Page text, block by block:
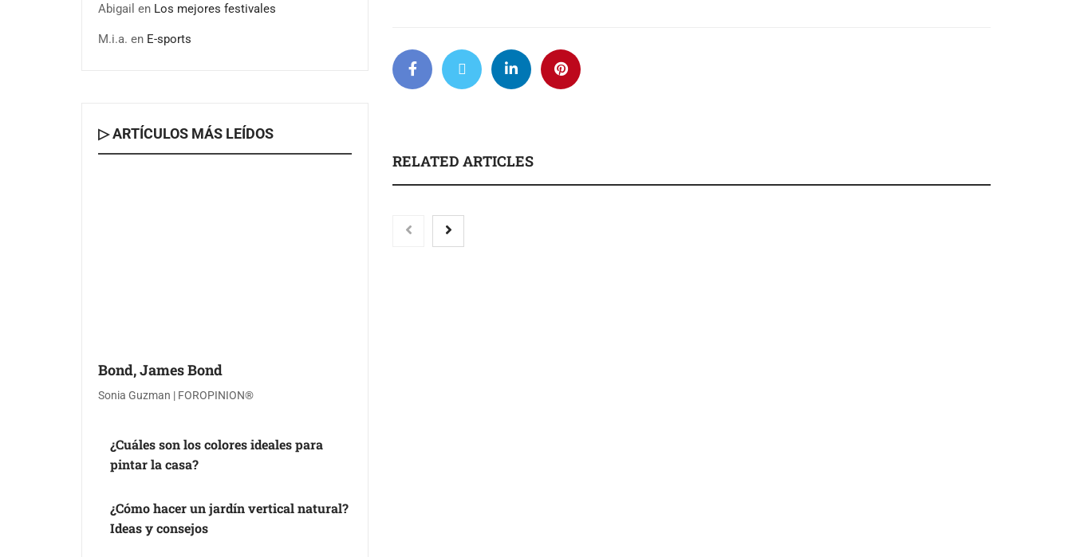
RELATED ARTICLES
Abigail en Los mejores festivales
M.i.a. en E-sports
▷ ARTÍCULOS MÁS LEÍDOS
Bond, James Bond
Sonia Guzman | FOROPINION®
¿Cuáles son los colores ideales para
pintar la casa?
¿Cómo hacer un jardín vertical natural?
Ideas y consejos